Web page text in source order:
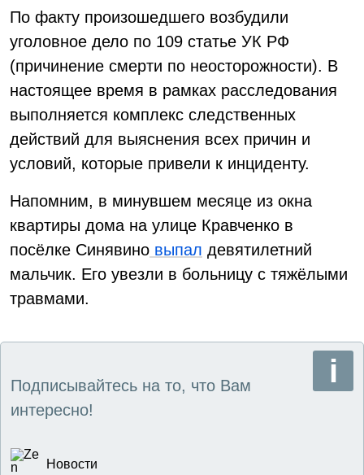
По факту произошедшего возбудили
уголовное дело по 109 статье УК РФ
(причинение смерти по неосторожности). В
настоящее время в рамках расследования
выполняется комплекс следственных
действий для выяснения всех причин и
условий, которые привели к инциденту.
Напомним, в минувшем месяце из окна
квартиры дома на улице Кравченко в
посёлке Синявино выпал девятилетний
мальчик. Его увезли в больницу с тяжёлыми
травмами.
Подписывайтесь на то, что Вам
интересно!
Новости